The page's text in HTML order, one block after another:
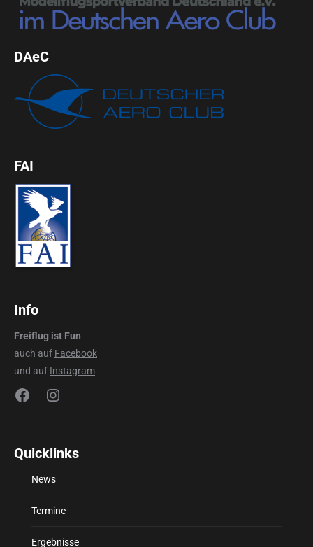
DAeC
FAI
Info
Freiflug ist Fun
auch auf Facebook
und auf Instagram
FacebookInstagram
Quicklinks
News
Termine
Ergebnisse